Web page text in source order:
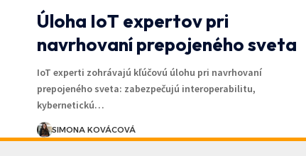
Úloha IoT expertov pri
navrhovaní prepojeného sveta
IoT experti zohrávajú kľúčovú úlohu pri navrhovaní
prepojeného sveta: zabezpečujú interoperabilitu,
kybernetickú…
SIMONA KOVÁCOVÁ